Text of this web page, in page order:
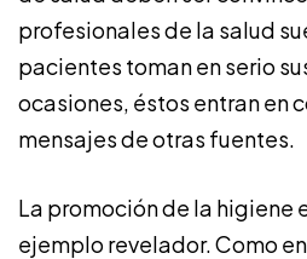
profesionales de la salud
pacientes toman en serio
ocasiones, éstos entran en
mensajes de otras fuentes.
La promoción de la higiene
ejemplo revelador. Como